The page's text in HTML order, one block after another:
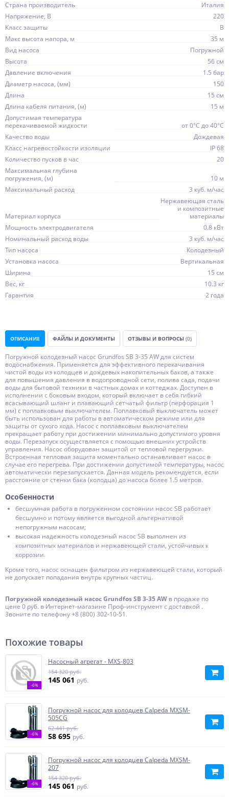
Страна производитель
Италия
Напряжение, В
220
Класс защиты
B
Maкс высота напора, м
35 м
Вид насоса
Погружной
Высота
56 см
Давление включения
1.5 бар
Диаметр насоса, (мм)
150
Длина
15 см
Длина кабеля питания, (м)
15 м
Допустимая температура
перекачиваемой жидкости
от 0°C до 40°C
Качество воды
Дождевая
Класс нагревостойкости изоляции
IP 68
Количество пусков в час
20
Максимальная глубина
погружения, (м)
10 м
Максимальный расход
3 куб. м/час
Материал корпуса
Нержавеющая сталь
и композитные
материалы
Мощность электродвигателя
0.8 кВт
Номинальный расход воды
3 куб. м/час
Тип насоса
Колодезный
Установка насоса
Вертикальная
Ширина
15 см
Вес, кг
10.3 кг
Гарантия
2 года
ОПИСАНИЕ ФАЙЛЫ И ДОКУМЕНТЫ ОТЗЫВЫ И ВОПРОСЫ (0)
Погружной колодезный насос Grundfos SB 3-35 AW для систем
водоснабжения. Применяется для эффективного перекачивания
чистой воды из колодцев и дождевых накопительных баков, а также
для повышения давления в водопроводной сети, полива сада, подачи
воды для бытовой техники в частных домах и коттеджах. Доступен в
исполнении с боковым входом, который включает в себя гибкий
всасывающий шланг и плавающий сетчатый фильтр (перфорация 1
мм) с поплавковым выключателем. Поплавковый выключатель может
быть использован для работы в автоматическом режиме или для
защиты от сухого хода. Насос с поплавковым выключателем
прекращает работу при достижении минимально допустимого уровня
воды. Перезапуск осуществляется с помощью внешних устройств
управления. Насос оборудован защитой от тепловой перегрузки.
Встроенная тепловая защита моментально останавливает насос в
случае его перегрева. При достижении допустимой температуры, насос
автоматически перезапускается. Данная модель рекомендуется, если
расстояние от стенки бака (колодца) до насоса более 1.5 метров.
Особенности
бесшумная работа в погруженном состоянии насос SB работает
бесшумно и потому является выгодной альтернативой
непогружным насосам;
высокая надежность колодезный насос SB выполнен из
композитных материалов и нержавеющей стали, устойчивых к
коррозии.
Кроме того, насос оснащен фильтром из нержавеющей стали, который
не допускает попадания внутрь крупных частиц.
Погружной колодезный насос Grundfos SB 3-35 AW в продаже по
цене 0 руб. в Интернет-магазине Проф-инструмент с доставкой .
Звоните по телефону +8 (800) 302-10-51.
Похожие товары
-6%
Насосный агрегат - MXS-803
154 320 руб.
145 061 руб.
-6%
Погружной насос для колодцев Calpeda MXSM-
505CG
62 441 руб.
58 695 руб.
-6%
Погружной насос для колодцев Calpeda MXSM-
207
154 320 руб.
145 061 руб.